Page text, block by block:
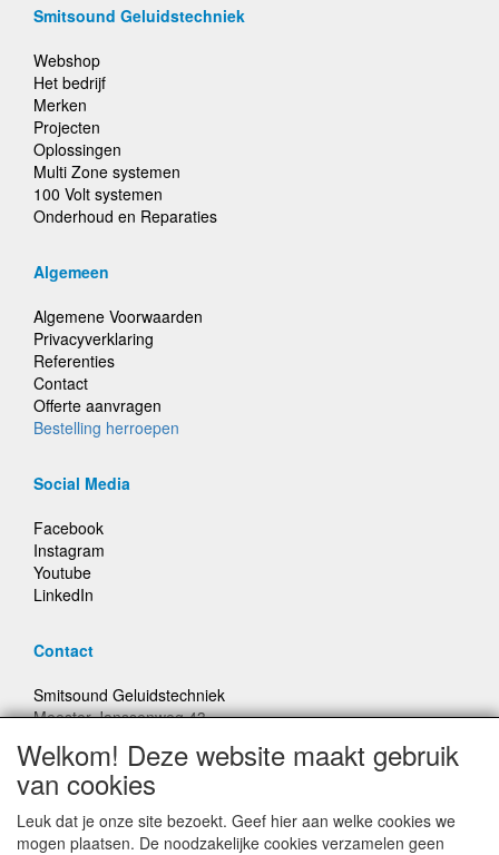
Smitsound Geluidstechniek
Webshop
Het bedrijf
Merken
Projecten
Oplossingen
Multi Zone systemen
100 Volt systemen
Onderhoud en Reparaties
Algemeen
Algemene Voorwaarden
Privacyverklaring
Referenties
Contact
Offerte aanvragen
Bestelling herroepen
Social Media
Facebook
Instagram
Youtube
LinkedIn
Contact
Smitsound Geluidstechniek
Meester Janssenweg 43
E-mail: info@smitsound.nl
Telefoon: +31-(0)6-22256322
Bestellingen binnen Nederland, ongeacht gewicht, verstuurd
Welkom! Deze website maakt gebruik
van cookies
Leuk dat je onze site bezoekt. Geef hier aan welke cookies we
mogen plaatsen. De noodzakelijke cookies verzamelen geen